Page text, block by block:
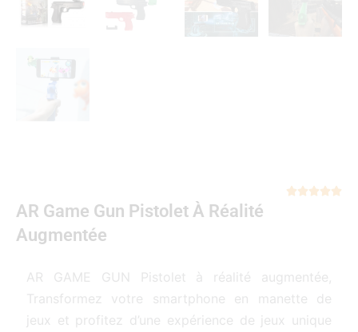

AR Game Gun Pistolet À Réalité
Augmentée
AR GAME GUN Pistolet à réalité augmentée,
Transformez votre smartphone en manette de
jeux et profitez d’une expérience de jeux unique